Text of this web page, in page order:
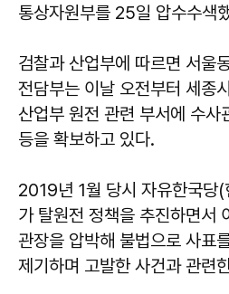
통상자원부를 25일 압수수색
검찰과 산업부에 따르면 서울
전담부는 이날 오전부터 세종
산업부 원전 관련 부서에 수
등을 확보하고 있다.
2019년 1월 당시 자유한국당
가 탈원전 정책을 추진하면서
관장을 압박해 불법으로 사표
제기하며 고발한 사건과 관련